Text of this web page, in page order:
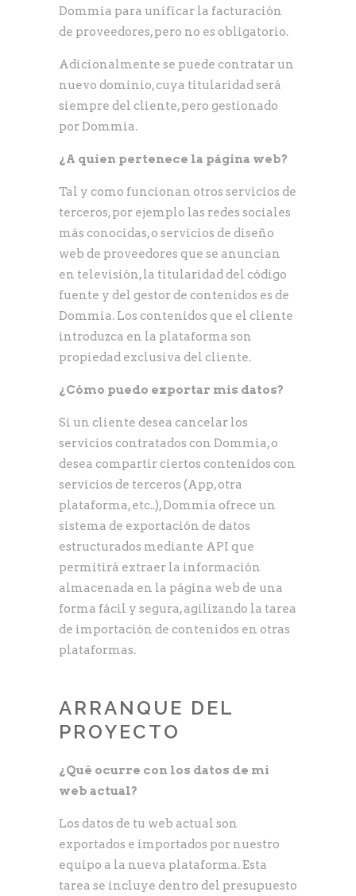
Dommia para unificar la facturación
de proveedores, pero no es obligatorio.
Adicionalmente se puede contratar un
nuevo dominio, cuya titularidad será
siempre del cliente, pero gestionado
por Dommia.
¿A quien pertenece la página web?
Tal y como funcionan otros servicios de
terceros, por ejemplo las redes sociales
más conocidas, o servicios de diseño
web de proveedores que se anuncian
en televisión, la titularidad del código
fuente y del gestor de contenidos es de
Dommia. Los contenidos que el cliente
introduzca en la plataforma son
propiedad exclusiva del cliente.
¿Cómo puedo exportar mis datos?
Si un cliente desea cancelar los
servicios contratados con Dommia, o
desea compartir ciertos contenidos con
servicios de terceros (App, otra
plataforma, etc..), Dommia ofrece un
sistema de exportación de datos
estructurados mediante API que
permitirá extraer la información
almacenada en la página web de una
forma fácil y segura, agilizando la tarea
de importación de contenidos en otras
plataformas.
ARRANQUE DEL
PROYECTO
¿Qué ocurre con los datos de mi
web actual?
Los datos de tu web actual son
exportados e importados por nuestro
equipo a la nueva plataforma. Esta
tarea se incluye dentro del presupuesto